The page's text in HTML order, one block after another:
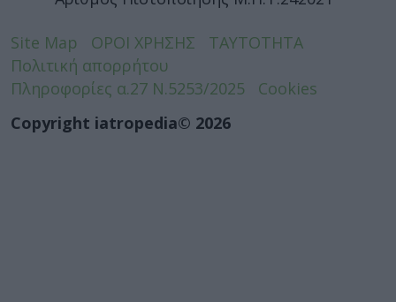
Site Map ΟΡΟΙ ΧΡΗΣΗΣ
ΤΑΥΤΟΤΗΤΑ
Πολιτική απορρήτου
Πληροφορίες α.27 Ν.5253/2025
Cookies
Copyright iatropedia© 2026